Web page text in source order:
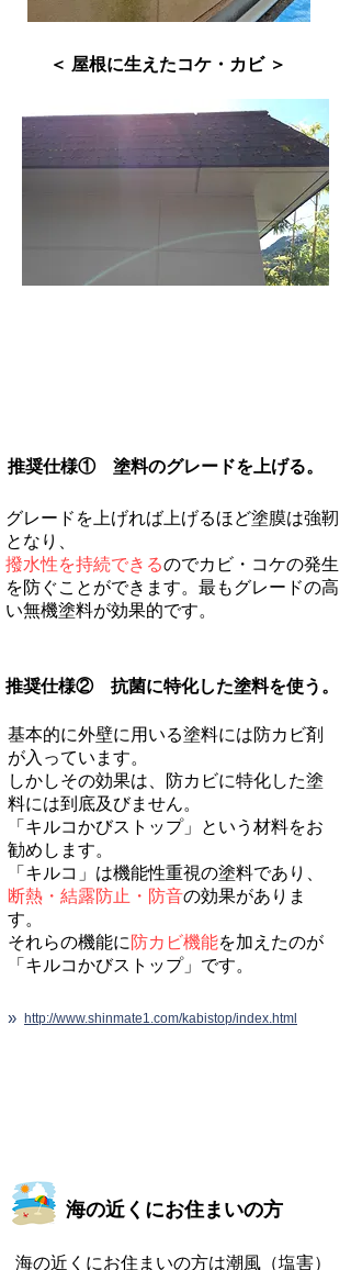
​＜ 屋根に生えたコケ・カビ ＞
​推奨仕様① 塗料のグレードを上げる。​
グレードを上げれば上げるほど塗膜は強靭
となり、
撥水性を持続できるのでカビ・コケの発生
を防ぐことができます。 最もグレードの高
い無機塗料が効果的です。
​推奨仕様② 抗菌に特化した塗料を使う​。
基本的に外壁に用いる塗料には防カビ剤
が入っています。
しかしその効果は、防カビに特化した塗
料には到底及びません。
「キルコかびストップ」という材料をお
勧めします。
「キルコ」は機能性重視の塗料であり、
断熱・結露防止・防音の効果がありま
す。
それらの機能に 防カビ機能を加えたのが
「キルコかびストップ」です。
» http://www.shinmate1.com/kabistop/index.html
海の近くにお住まいの方
​海の近くにお住まいの方は潮風（塩害）